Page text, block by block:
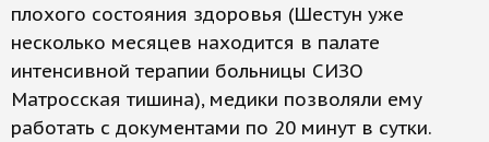
плохого состояния здоровья (Шестун уже
несколько месяцев находится в палате
интенсивной терапии больницы СИЗО
Матросская тишина), медики позволяли ему
работать с документами по 20 минут в сутки.